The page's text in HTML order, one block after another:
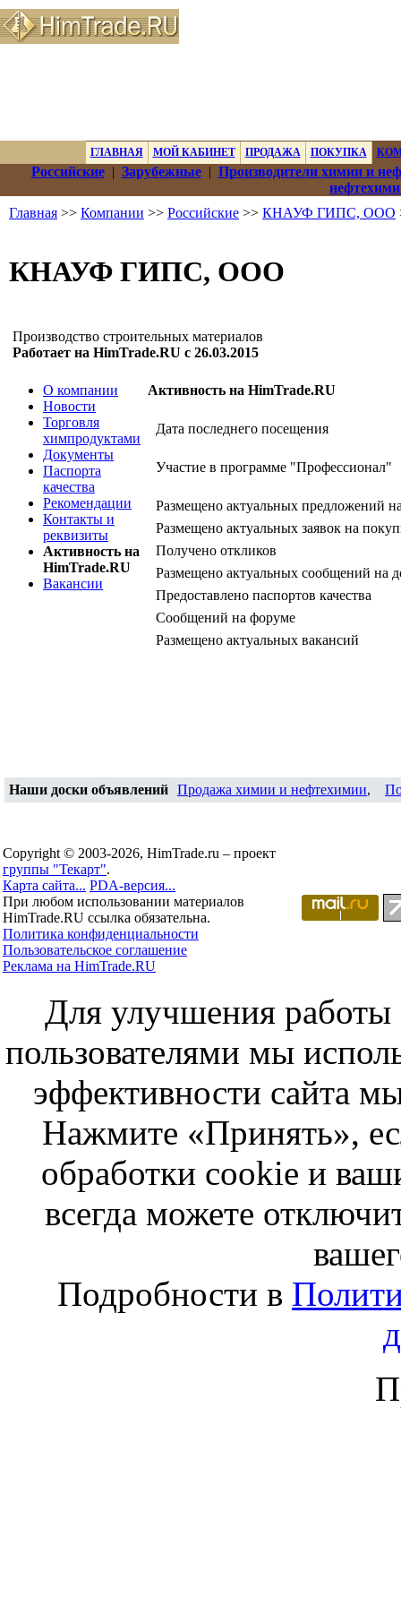
ГЛАВНАЯ МОЙ КАБИНЕТ ПРОДАЖА ПОКУПКА
Российские| Зарубежные| Производители химии и
Главная >> Компании >> Российские >> КНАУФ ГИПС, ООО
КНАУФ ГИПС, ООО
Производство строительных материалов
Работает на HimTrade.RU с 26.03.2015
О компании
Новости
Торговля
химпродуктами
Документы
Паспорта
качества
Рекомендации
Контакты и
реквизиты
Активность на
HimTrade.RU
Вакансии
Активность на HimTrade.RU
Дата последнего посещения
Участие в программе "Профессионал"
Размещено актуальных предложений
Размещено актуальных заявок на
Получено откликов
Размещено актуальных сообщений на
Предоставлено паспортов качества
Сообщений на форуме
Размещено актуальных вакансий
Наши доски объявлений Продажа химии и нефтехимии,
Copyright © 2003-2026, HimTrade.ru – проект
группы "Текарт".
Карта сайта... PDA-версия...
При любом использовании материалов
HimTrade.RU ссылка обязательна.
Политика конфиденциальности
Пользовательское соглашение
Реклама на HimTrade.RU
Для улучшения работы
пользователями мы
эффективности сайта
Нажмите «Принять»,
обработки cookie и
всегда можете
Подробности в